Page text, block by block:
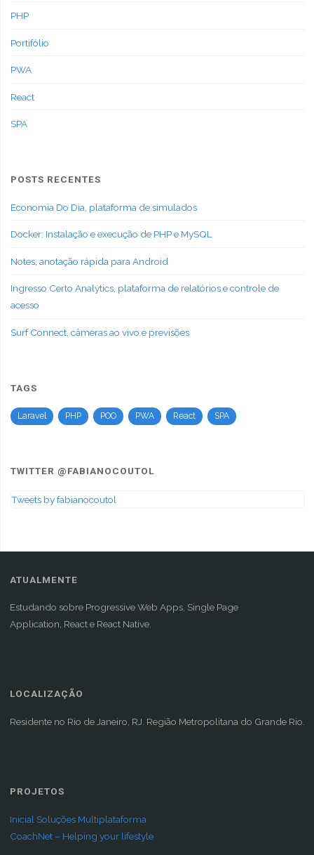
PHP
Portifólio
PWA
React
SPA
POSTS RECENTES
Economia Do Dia, plataforma de simulados
Docker: Instalação e execução de PHP e MySQL
Notes, anotação rápida para Android
Ingresso Certo Analytics, plataforma de relatórios e controle de
acesso
Surf Connect, câmeras ao vivo e previsões
TAGS
Laravel PHP POO PWA React SPA
TWITTER @FABIANOCOUTOL
Tweets by fabianocoutol
ATUALMENTE
Estudando sobre Progressive Web Apps, Single Page
Application, React e React Native.
LOCALIZAÇÃO
Residente no Rio de Janeiro, RJ. Região Metropolitana do Grande Rio.
PROJETOS
Inicial Soluções Multiplataforma
CoachNet – Helping your lifestyle